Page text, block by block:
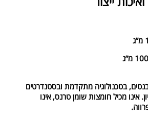
בטכנולוגיה מתקדמת ובסטנדרטים
אינו מכיל חומצות שומן טרנס, אינו